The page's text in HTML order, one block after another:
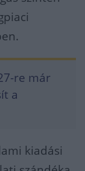
re már
a
kiadási